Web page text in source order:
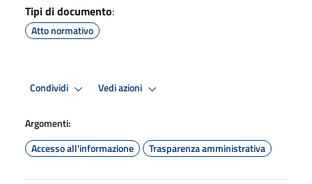
Tipi di documento:
Atto normativo
Condividi Vedi azioni
Argomenti:
Accesso all'informazione
Trasparenza amministrativa